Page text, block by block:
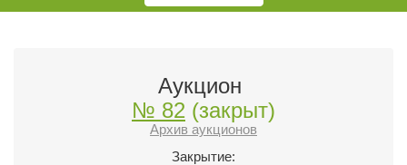
Аукцион
№ 82 (закрыт)
Архив аукционов
Закрытие: